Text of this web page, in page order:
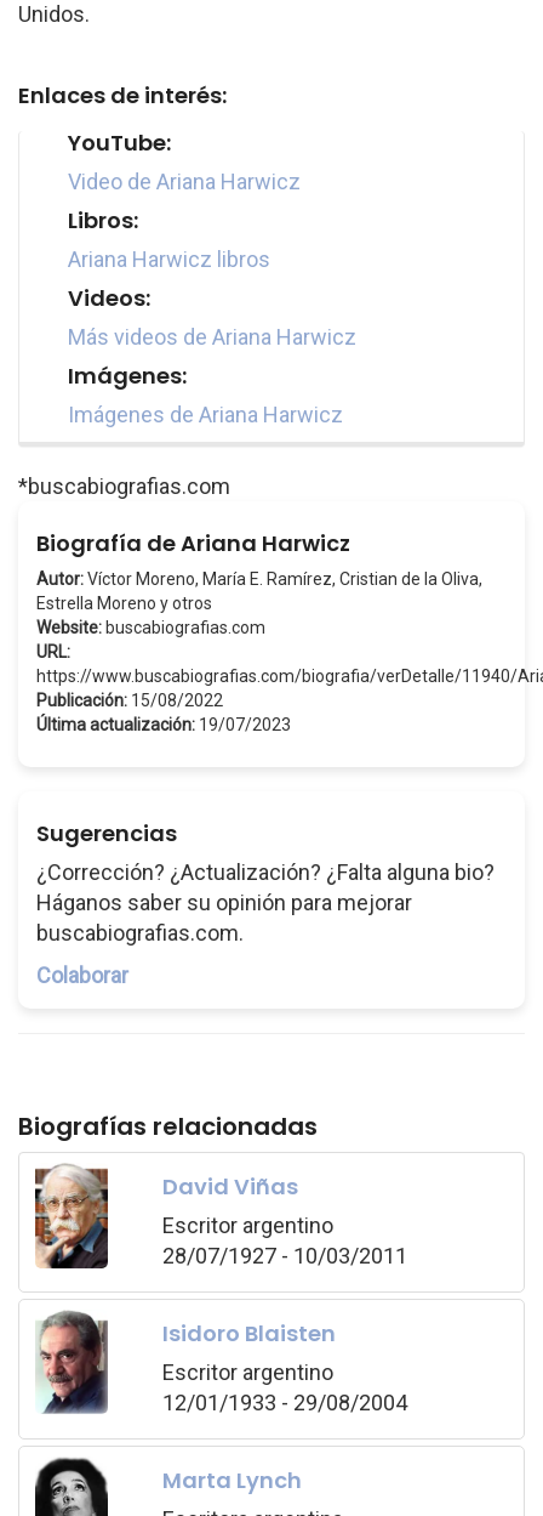
Unidos.
Enlaces de interés:
YouTube:
Video de Ariana Harwicz
Libros:
Ariana Harwicz libros
Videos:
Más videos de Ariana Harwicz
Imágenes:
Imágenes de Ariana Harwicz
*buscabiografias.com
Biografía de Ariana Harwicz
Autor:Víctor Moreno, María E. Ramírez, Cristian de la Oliva,
Estrella Moreno y otros
Website: buscabiografias.com
URL:
https://www.buscabiografias.com/biografia/verDetalle/11940/
Publicación: 15/08/2022
Última actualización: 19/07/2023
Sugerencias
¿Corrección? ¿Actualización? ¿Falta alguna bio?
Háganos saber su opinión para mejorar
buscabiografias.com.
Colaborar
Biografías relacionadas
David Viñas
Escritor argentino
28/07/1927 - 10/03/2011
Isidoro Blaisten
Escritor argentino
12/01/1933 - 29/08/2004
Marta Lynch